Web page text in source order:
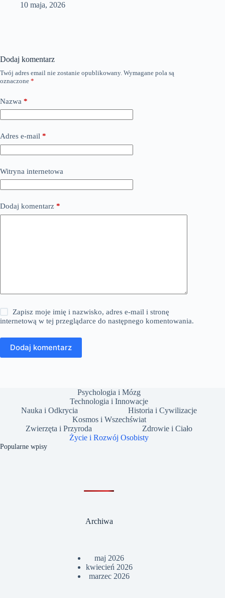
10 maja, 2026
Dodaj komentarz
Twój adres email nie zostanie opublikowany. Wymagane pola są
oznaczone *
Nazwa *
Adres e-mail *
Witryna internetowa
Dodaj komentarz *
Zapisz moje imię i nazwisko, adres e-mail i stronę
internetową w tej przeglądarce do następnego komentowania.
Dodaj komentarz
Psychologia i Mózg
Technologia i Innowacje
Nauka i Odkrycia
Historia i Cywilizacje
Kosmos i Wszechświat
Zwierzęta i Przyroda
Zdrowie i Ciało
Życie i Rozwój Osobisty
Popularne wpisy
Archiwa
maj 2026
kwiecień 2026
marzec 2026